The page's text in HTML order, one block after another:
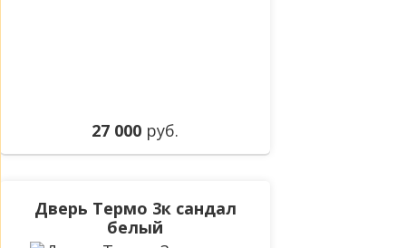
27 000 руб.
Дверь Термо 3к сандал
белый